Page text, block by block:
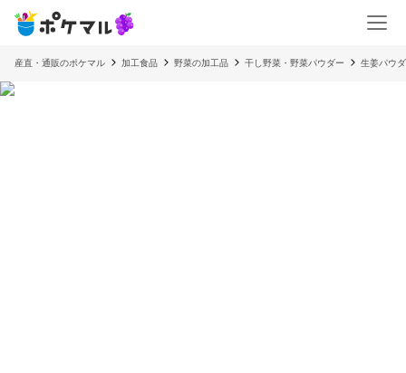
産直・通販のポケマル 加工食品 野菜の加工品 干し野菜・野菜パウダー 生姜パウ